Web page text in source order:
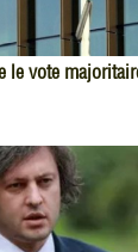
le vote